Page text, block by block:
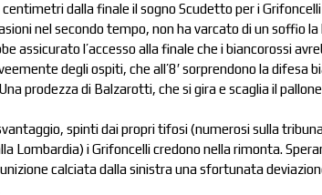
centimetri dalla finale il sogno Scudetto per i
nel secondo tempo, non ha varcato di un soffio la
assicurato l’accesso alla finale che i biancorossi
degli ospiti, che all’8′ sorprendono la difesa
prodezza di Balzarotti, che si gira e scaglia il
spinti dai propri tifosi (numerosi sulla
Lombardia) i Grifoncelli credono nella rimonta.
calciata dalla sinistra una sfortunata